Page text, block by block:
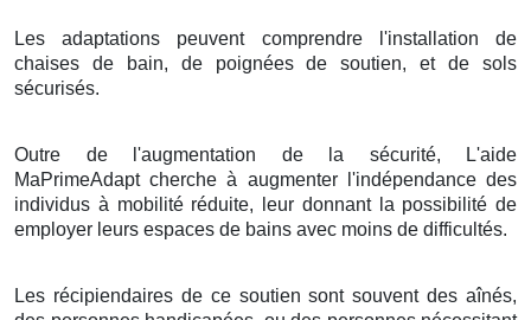
Les adaptations peuvent comprendre l'installation de
chaises de bain, de poignées de soutien, et de sols
sécurisés.
Outre de l'augmentation de la sécurité, L'aide
MaPrimeAdapt cherche à augmenter l'indépendance des
individus à mobilité réduite, leur donnant la possibilité de
employer leurs espaces de bains avec moins de difficultés.
Les récipiendaires de ce soutien sont souvent des aînés,